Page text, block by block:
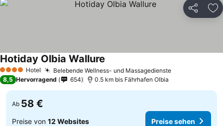
Teilen
4 Sterne Hotel Belebende Wellness- und Massagedienste
Hotiday Olbia Wallure
8,5 Hervorragend 654 0.5 km bis Fährhafen Olbia
Ab 58 €
Preise von 12 Websites Preise sehen